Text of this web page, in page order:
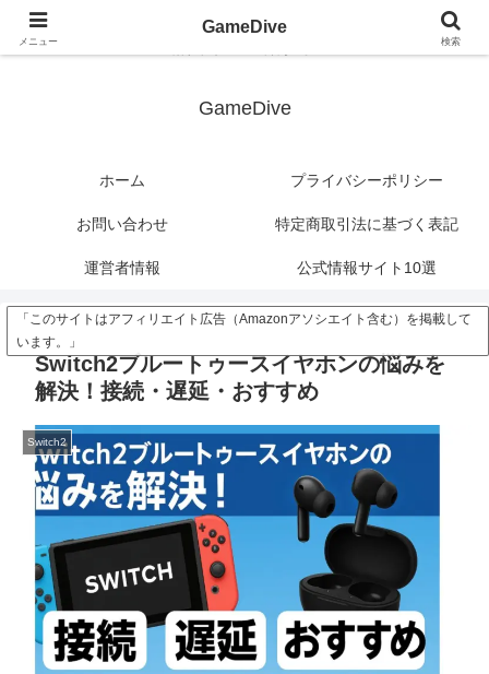
GameDive
ホーム プライバシーポリシー
お問い合わせ 特定商取引法に基づく表記
運営者情報 公式情報サイト10選
「このサイトはアフィリエイト広告（Amazonアソシエイト含む）を掲載して
います。」
Switch2ブルートゥースイヤホンの悩みを
解決！接続・遅延・おすすめ
Switch2
メニュー
GameDive
検索